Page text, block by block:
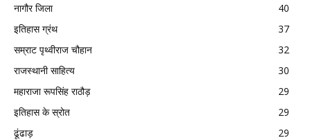
नागौर जिला
40
इतिहास ग्रंथ
37
सम्राट पृथ्वीराज चौहान
32
राजस्थानी साहित्य
30
महाराजा रूपसिंह राठौड़
29
इतिहास के स्रोत
29
ढूंढाड़
29